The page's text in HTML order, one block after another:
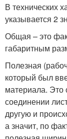
В технических
указывается 2
Общая – это
габаритным
Полезная
который был
материала. Это
соединении
другую и
а значит, по